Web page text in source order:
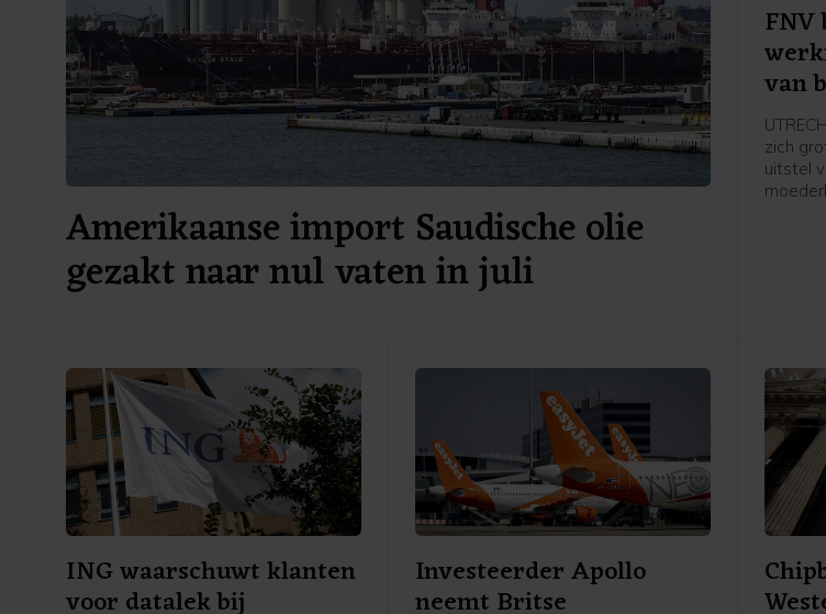
Amerikaanse import Saudische olie
gezakt naar nul vaten in juli
FNV
van
zich
uitstel
hun
de
ING waarschuwt klanten
voor datalek bij
Investeerder Apollo
neemt Britse